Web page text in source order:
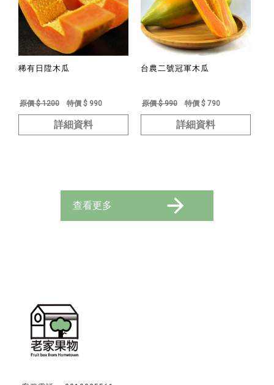
稀有日陞木瓜
原價 $ 1200 特價 $ 990
詳細資料
台農二號冠軍木瓜
原價 $ 990 特價 $ 790
詳細資料
查看更多